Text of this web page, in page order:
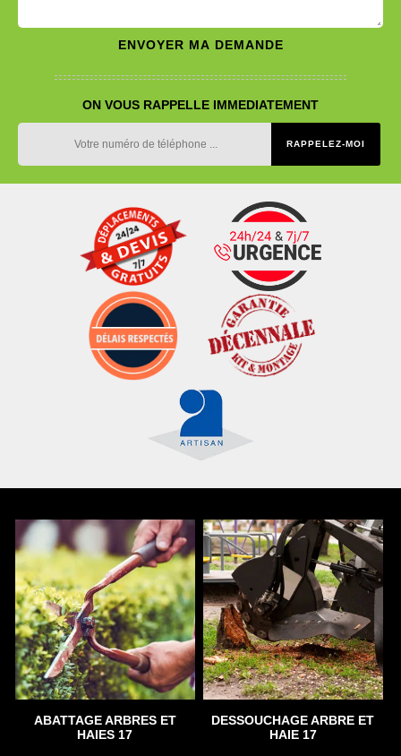
ON VOUS RAPPELLE IMMEDIATEMENT
ABATTAGE ARBRES ET
HAIES 17
DESSOUCHAGE ARBRE ET
HAIE 17